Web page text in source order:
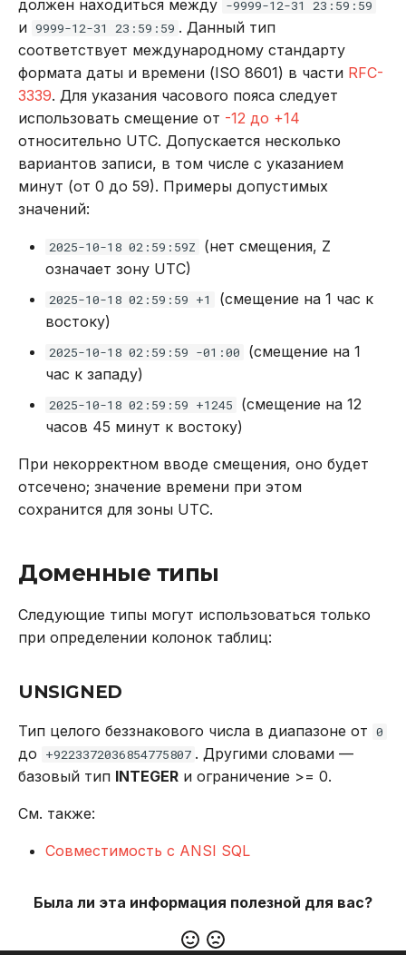
должен находиться между -9999-12-31 23:59:59
и 9999-12-31 23:59:59 . Данный тип
соответствует международному стандарту
формата даты и времени (ISO 8601) в части RFC-
3339. Для указания часового пояса следует
использовать смещение от -12 до +14
относительно UTC. Допускается несколько
вариантов записи, в том числе с указанием
минут (от 0 до 59). Примеры допустимых
значений:
2025-10-18 02:59:59Z
(нет смещения, Z
означает зону UTC)
2025-10-18 02:59:59 +1
(смещение на 1 час к
востоку)
2025-10-18 02:59:59 -01:00
(смещение на 1
час к западу)
2025-10-18 02:59:59 +1245
(смещение на 12
часов 45 минут к востоку)
При некорректном вводе смещения, оно будет
отсечено; значение времени при этом
сохранится для зоны UTC.
Доменные типы
Следующие типы могут использоваться только
при определении колонок таблиц:
UNSIGNED
Тип целого беззнакового числа в диапазоне от 0
до +9223372036854775807 . Другими словами —
базовый тип INTEGER и ограничение >= 0.
См. также:
Совместимость с ANSI SQL
Была ли эта информация полезной для вас?